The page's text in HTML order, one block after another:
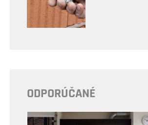
ODPORÚČANÉ